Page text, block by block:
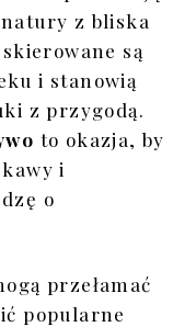
z bliska
są
i stanowią
z przygodą.
to okazja, by
i
o
przełamać
popularne